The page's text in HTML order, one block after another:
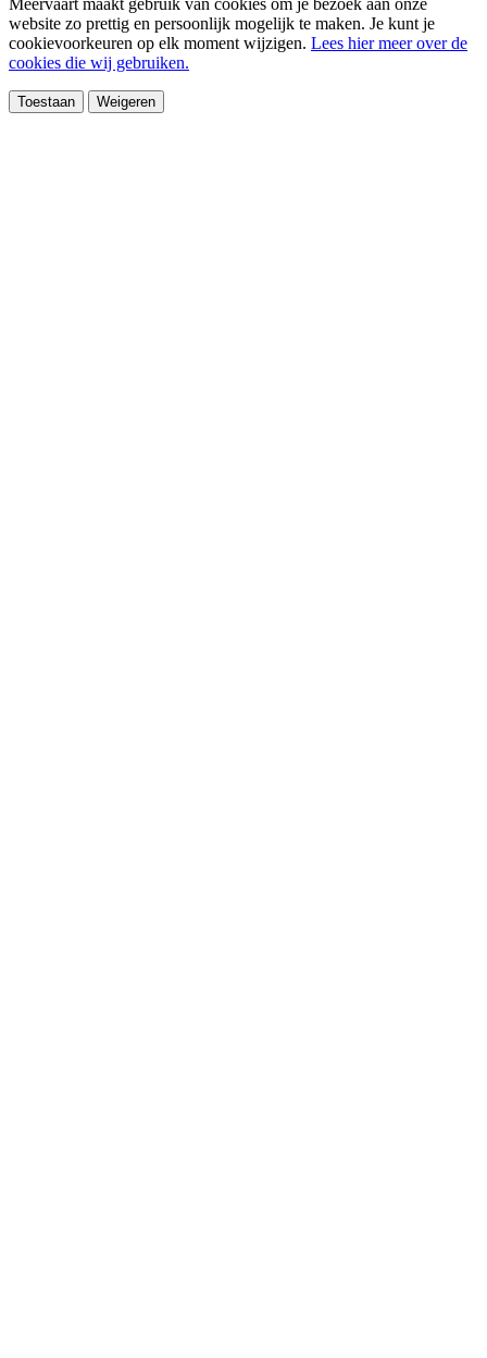
website zo prettig en persoonlijk mogelijk te maken. Je kunt je
cookievoorkeuren op elk moment wijzigen. Lees hier meer over de
cookies die wij gebruiken.
Toestaan Weigeren